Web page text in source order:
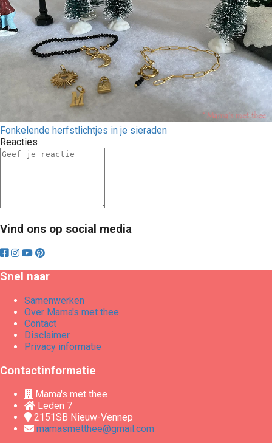
Fonkelende herfstlichtjes in je sieraden
Reacties
Vind ons op social media
Snel naar
Samenwerken
Over Mama's met thee
Contact
Disclaimer
Privacy informatie
Contactinformatie
Mama's met thee
Leden 7
2151SB Nieuw-Vennep
mamasmetthee@gmail.com